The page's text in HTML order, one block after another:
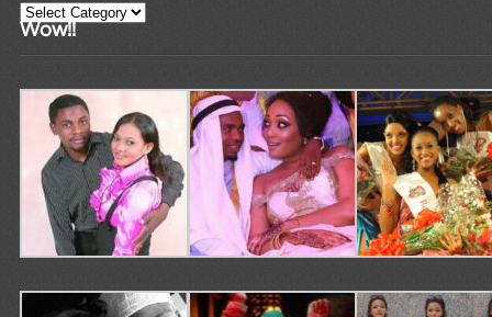
Categories
Wow!!